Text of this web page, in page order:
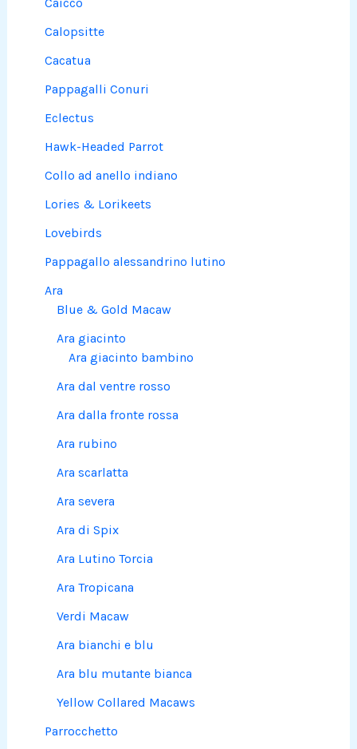
Caicco
Calopsitte
Cacatua
Pappagalli Conuri
Eclectus
Hawk-Headed Parrot
Collo ad anello indiano
Lories & Lorikeets
Lovebirds
Pappagallo alessandrino lutino
Ara
Blue & Gold Macaw
Ara giacinto
Ara giacinto bambino
Ara dal ventre rosso
Ara dalla fronte rossa
Ara rubino
Ara scarlatta
Ara severa
Ara di Spix
Ara Lutino Torcia
Ara Tropicana
Verdi Macaw
Ara bianchi e blu
Ara blu mutante bianca
Yellow Collared Macaws
Parrocchetto